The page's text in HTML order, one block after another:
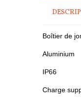
Boîtier de
Aluminium
IP66
Charge